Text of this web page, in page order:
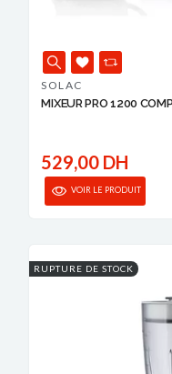
SOLAC
MIXEUR PRO 1200
529,00 DH
VOIR LE PRODUIT
RUPTURE DE STOCK